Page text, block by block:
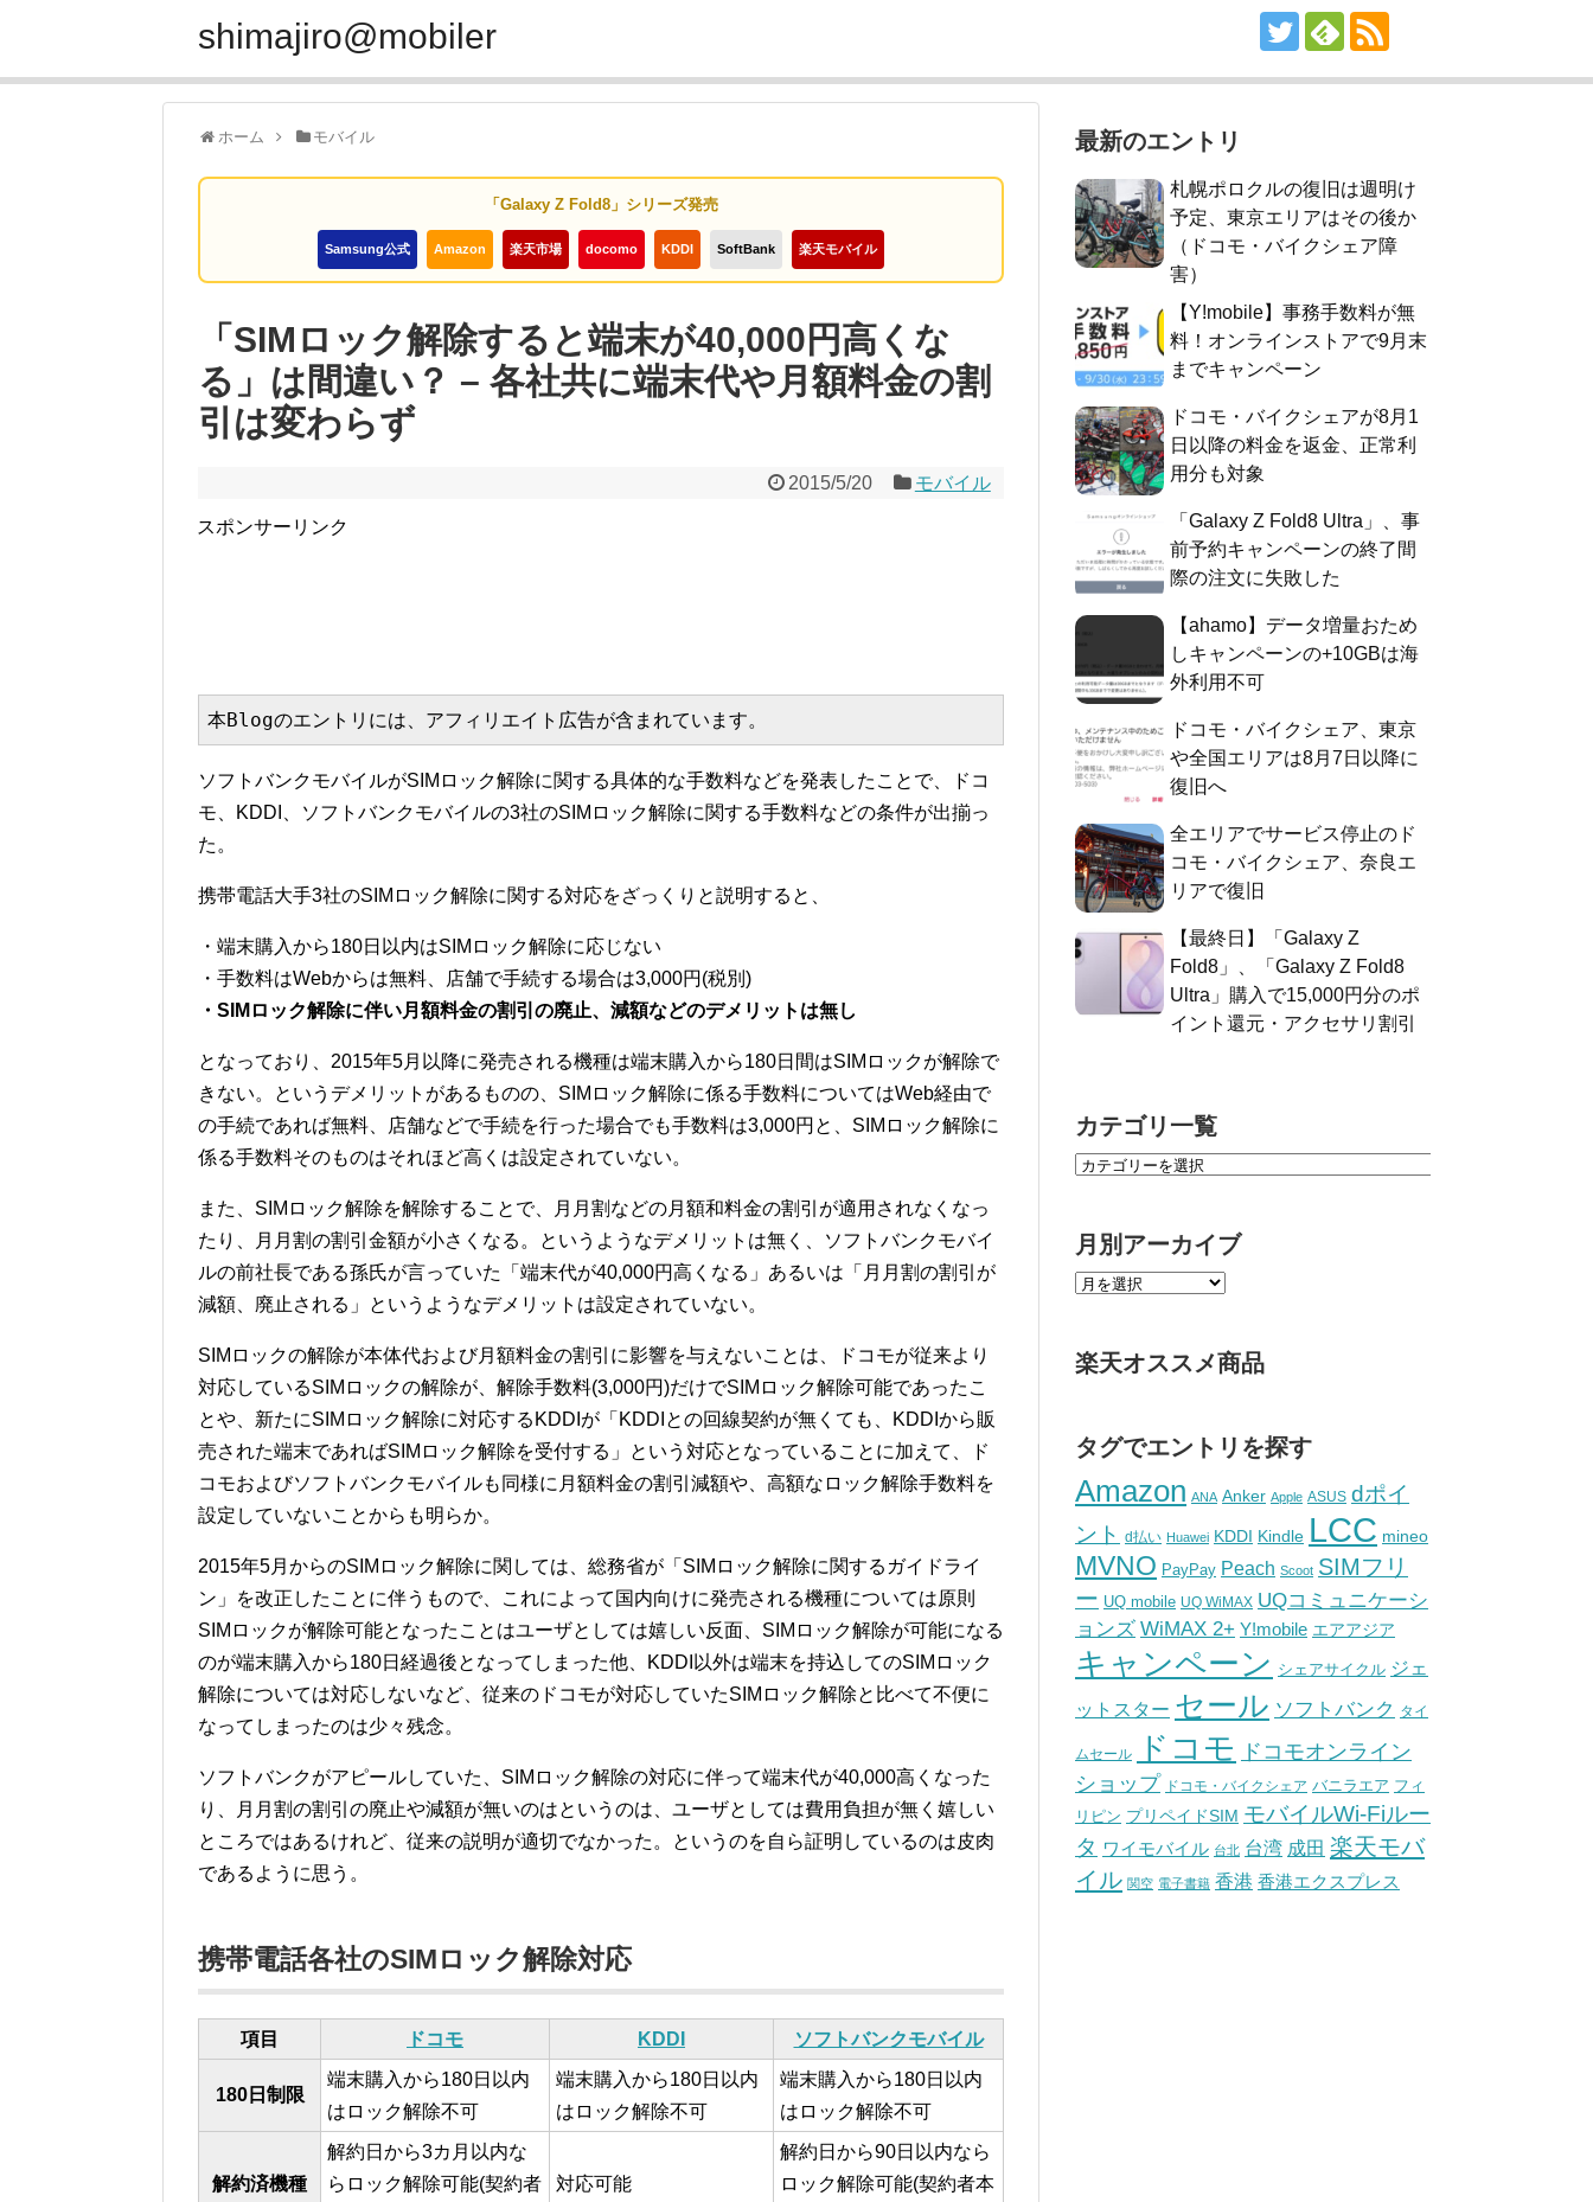
shimajiro@mobiler
ホーム モバイル
「Galaxy Z Fold8」シリーズ発売
Samsung公式 Amazon 楽天市場 docomo KDDI SoftBank 楽天モバイル
「SIMロック解除すると端末が40,000円高くな
る」は間違い？ – 各社共に端末代や月額料金の割
引は変わらず
2015/5/20 モバイル
スポンサーリンク
本Blogのエントリには、アフィリエイト広告が含まれています。
ソフトバンクモバイルがSIMロック解除に関する具体的な手数料などを発表したことで、ドコ
モ、KDDI、ソフトバンクモバイルの3社のSIMロック解除に関する手数料などの条件が出揃っ
た。
携帯電話大手3社のSIMロック解除に関する対応をざっくりと説明すると、
・端末購入から180日以内はSIMロック解除に応じない
・手数料はWebからは無料、店舗で手続する場合は3,000円(税別)
・SIMロック解除に伴い月額料金の割引の廃止、減額などのデメリットは無し
となっており、2015年5月以降に発売される機種は端末購入から180日間はSIMロックが解除で
きない。というデメリットがあるものの、SIMロック解除に係る手数料についてはWeb経由で
の手続であれば無料、店舗などで手続を行った場合でも手数料は3,000円と、SIMロック解除に
係る手数料そのものはそれほど高くは設定されていない。
また、SIMロック解除を解除することで、月月割などの月額和料金の割引が適用されなくなっ
たり、月月割の割引金額が小さくなる。というようなデメリットは無く、ソフトバンクモバイ
ルの前社長である孫氏が言っていた「端末代が40,000円高くなる」あるいは「月月割の割引が
減額、廃止される」というようなデメリットは設定されていない。
SIMロックの解除が本体代および月額料金の割引に影響を与えないことは、ドコモが従来より
対応しているSIMロックの解除が、解除手数料(3,000円)だけでSIMロック解除可能であったこ
とや、新たにSIMロック解除に対応するKDDIが「KDDIとの回線契約が無くても、KDDIから販
売された端末であればSIMロック解除を受付する」という対応となっていることに加えて、ド
コモおよびソフトバンクモバイルも同様に月額料金の割引減額や、高額なロック解除手数料を
設定していないことからも明らか。
2015年5月からのSIMロック解除に関しては、総務省が「SIMロック解除に関するガイドライ
ン」を改正したことに伴うもので、これによって国内向けに発売される機種については原則
SIMロックが解除可能となったことはユーザとしては嬉しい反面、SIMロック解除が可能になる
のが端末購入から180日経過後となってしまった他、KDDI以外は端末を持込してのSIMロック
解除については対応しないなど、従来のドコモが対応していたSIMロック解除と比べて不便に
なってしまったのは少々残念。
ソフトバンクがアピールしていた、SIMロック解除の対応に伴って端末代が40,000高くなった
り、月月割の割引の廃止や減額が無いのはというのは、ユーザとしては費用負担が無く嬉しい
ところではあるけれど、従来の説明が適切でなかった。というのを自ら証明しているのは皮肉
であるように思う。
携帯電話各社のSIMロック解除対応
項目 ドコモ KDDI ソフトバンクモバイル
180日制限
端末購入から180日以内
はロック解除不可
端末購入から180日以内
はロック解除不可
端末購入から180日以内
はロック解除不可
解約済機種
解約日から3カ月以内な
らロック解除可能(契約者
対応可能
解約日から90日以内なら
ロック解除可能(契約者本
最新のエントリ
札幌ポロクルの復旧は週明け
予定、東京エリアはその後か
（ドコモ・バイクシェア障
害）
【Y!mobile】事務手数料が無
料！オンラインストアで9月末
までキャンペーン
ドコモ・バイクシェアが8月1
日以降の料金を返金、正常利
用分も対象
「Galaxy Z Fold8 Ultra」、事
前予約キャンペーンの終了間
際の注文に失敗した
【ahamo】データ増量おため
しキャンペーンの+10GBは海
外利用不可
ドコモ・バイクシェア、東京
や全国エリアは8月7日以降に
復旧へ
全エリアでサービス停止のド
コモ・バイクシェア、奈良エ
リアで復旧
【最終日】「Galaxy Z
Fold8」、「Galaxy Z Fold8
Ultra」購入で15,000円分のポ
イント還元・アクセサリ割引
カテゴリ一覧
月別アーカイブ
楽天オススメ商品
タグでエントリを探す
Amazon ANA Anker Apple ASUS dポイ
ント
d払い Huawei KDDI Kindle LCC mineo
MVNO PayPay Peach Scoot SIMフリ
ー UQ mobile UQ WiMAX UQコミュニケーシ
ョンズ WiMAX 2+ Y!mobile エアアジア
キャンペーン シェアサイクル ジェ
ットスター セール ソフトバンク タイ
ムセール ドコモ
ドコモオンライン
ショップ ドコモ・バイクシェア バニラエア フィ
リピン プリペイドSIM モバイルWi-Fiルー
タ ワイモバイル 台北 台湾 成田 楽天モバ
イル 関空 電子書籍 香港 香港エクスプレス